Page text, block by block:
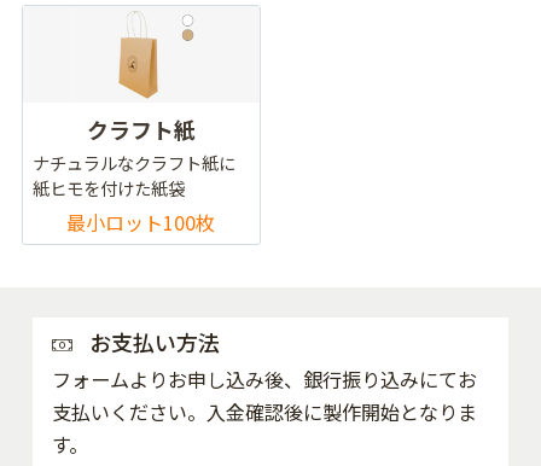
クラフト紙
ナチュラルなクラフト紙に
紙ヒモを付けた紙袋
最小ロット100枚
お支払い方法
フォームよりお申し込み後、銀行振り込みにてお
支払いください。入金確認後に製作開始となりま
す。